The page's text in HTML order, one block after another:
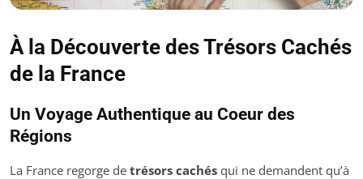
À la Découverte des Trésors Cachés
de la France
Un Voyage Authentique au Coeur des
Régions
La France regorge de trésors cachés qui ne demandent qu’à